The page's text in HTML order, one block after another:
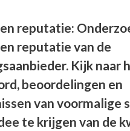
reputatie:
reputatie van de
Kijk naar
beoordelingen en
van voormalige
te krijgen van de